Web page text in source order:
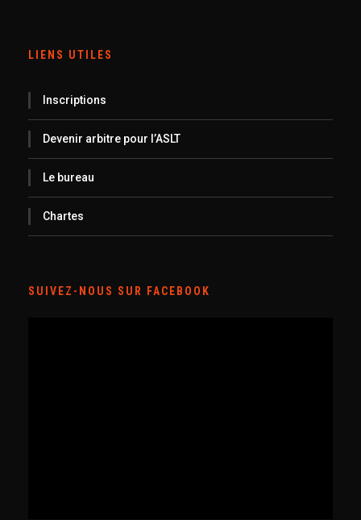
LIENS UTILES
Inscriptions
Devenir arbitre pour l’ASLT
Le bureau
Chartes
SUIVEZ-NOUS SUR FACEBOOK